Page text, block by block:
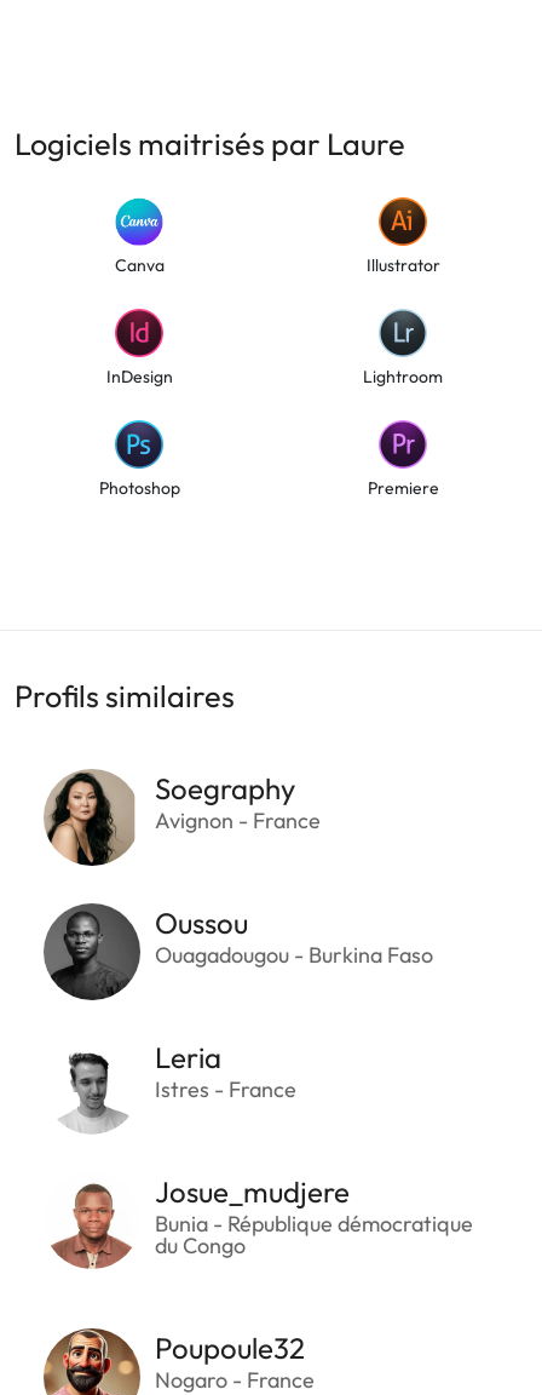
Logiciels maitrisés par Laure
Canva Illustrator
InDesign Lightroom
Photoshop Premiere
Profils similaires
Soegraphy
Avignon - France
Oussou
Ouagadougou - Burkina Faso
Leria
Istres - France
Josue_mudjere
Bunia - République démocratique
du Congo
Poupoule32
Nogaro - France